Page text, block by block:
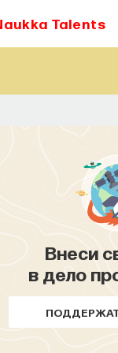
Talents
Внеси
в дело
Что такое